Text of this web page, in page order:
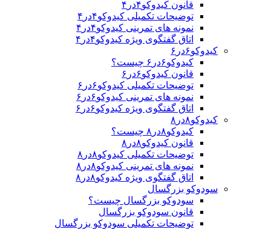
قانون کیدوکو۴در۴
توضیحات تکمیلی کیدوکو۴در۴
نمونه های تمرینی کیدوکو۴در۴
اتاق گفتگوی ویژه کیدوکو۴در۴
کیدوکو۶در۶
کیدوکو۶در۶ چیست؟
قانون کیدوکو۶در۶
توضیحات تکمیلی کیدوکو۶در۶
نمونه های تمرینی کیدوکو۶در۶
اتاق گفتگوی ویژه کیدوکو۶در۶
کیدوکو۸در۸
کیدوکو۸در۸ چیست؟
قانون کیدوکو۸در۸
توضیحات تکمیلی کیدوکو۸در۸
نمونه های تمرینی کیدوکو۸در۸
اتاق گفتگوی ویژه کیدوکو۸در۸
سودوکو بزرگسال
سودوکو بزرگسال چیست؟
قانون سودوکو بزرگسال
توضیحات تکمیلی سودوکو بزرگسال